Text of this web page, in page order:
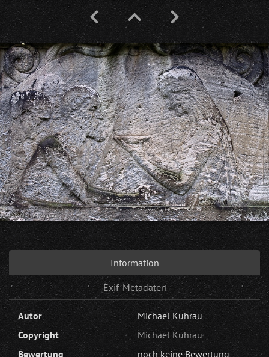
Information
Exif-Metadaten
Autor
Michael Kuhrau
Copyright
Michael Kuhrau
Bewertung
noch keine Bewertung